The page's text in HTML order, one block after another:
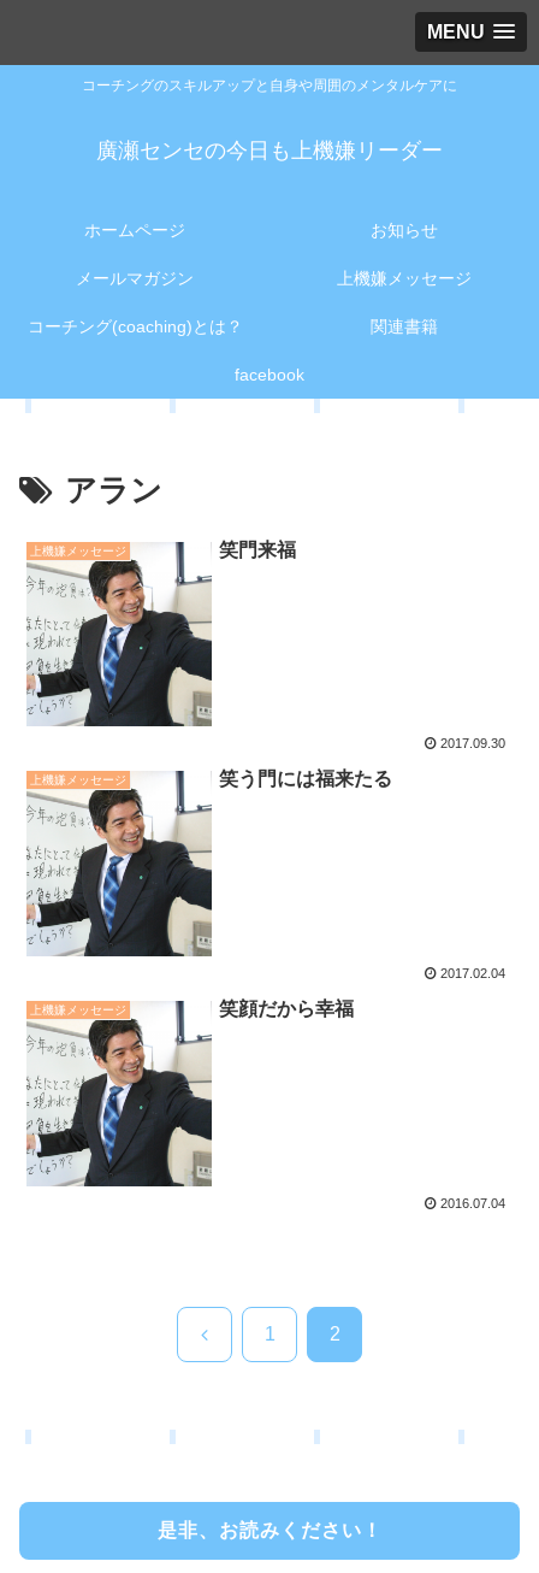
MENU
コーチングのスキルアップと自身や周囲のメンタルケアに
廣瀬センセの今日も上機嫌リーダー
ホームページ お知らせ
メールマガジン 上機嫌メッセージ
コーチング(coaching)とは？ 関連書籍
facebook
アラン
上機嫌メッセージ 笑門来福
2017.09.30
上機嫌メッセージ 笑う門には福来たる
2017.02.04
上機嫌メッセージ 笑顔だから幸福
2016.07.04
前 1 2
是非、お読みください！